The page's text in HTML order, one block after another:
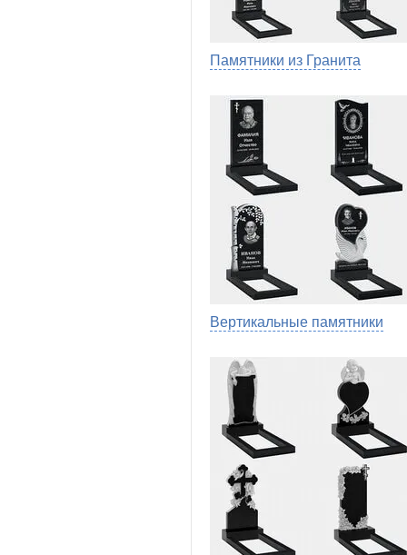
Памятники из Гранита
Вертикальные памятники